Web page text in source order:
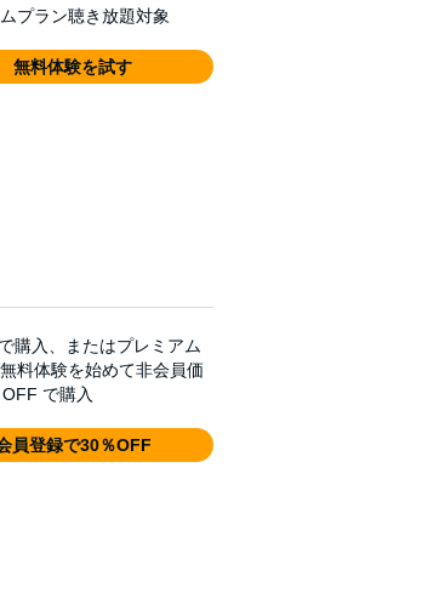
プラン聴き放題対象
無料体験を試す
で購入、またはプレミアム
料体験を始めて非会員価
で購入
員登録で30％OFF